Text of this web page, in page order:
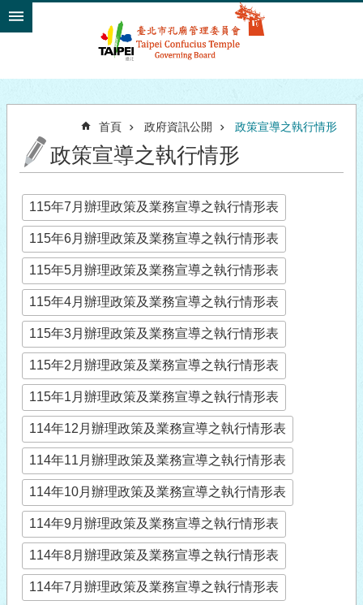
跳到主要內容區塊
首頁 政府資訊公開 政策宣導之執行情形
政策宣導之執行情形
115年7月辦理政策及業務宣導之執行情形表
115年6月辦理政策及業務宣導之執行情形表
115年5月辦理政策及業務宣導之執行情形表
115年4月辦理政策及業務宣導之執行情形表
115年3月辦理政策及業務宣導之執行情形表
115年2月辦理政策及業務宣導之執行情形表
115年1月辦理政策及業務宣導之執行情形表
114年12月辦理政策及業務宣導之執行情形表
114年11月辦理政策及業務宣導之執行情形表
114年10月辦理政策及業務宣導之執行情形表
114年9月辦理政策及業務宣導之執行情形表
114年8月辦理政策及業務宣導之執行情形表
114年7月辦理政策及業務宣導之執行情形表